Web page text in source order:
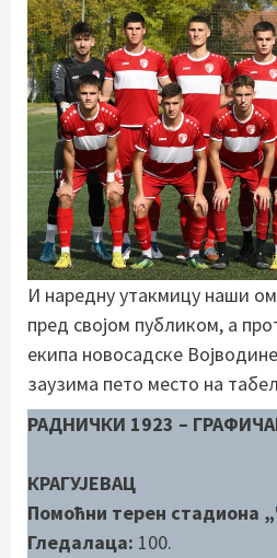
И наредну утакмицу наши
пред својом публиком, а
екипа новосадске
заузима пето место на
РАДНИЧКИ 1923 –
КРАГУЈЕВАЦ
Помоћни терен стадиона
Гледалаца: 100.